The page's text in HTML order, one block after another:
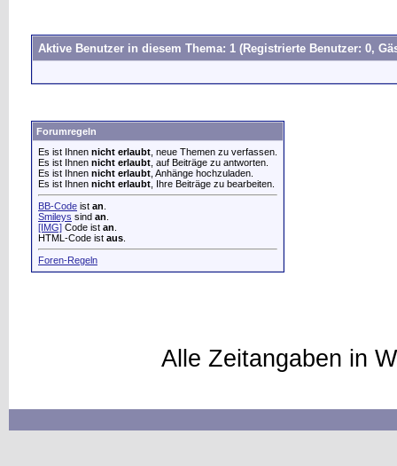
Aktive Benutzer in diesem Thema: 1 (Registrierte Benutzer: 0,
Forumregeln
Es ist Ihnen nicht erlaubt , neue Themen zu verfassen.
Es ist Ihnen nicht erlaubt , auf Beiträge zu antworten.
Es ist Ihnen nicht erlaubt , Anhänge hochzuladen.
Es ist Ihnen nicht erlaubt , Ihre Beiträge zu bearbeiten.
BB-Code ist an
Smileys sind an
[IMG] Code ist an
HTML-Code ist aus
Foren-Regeln
Alle Zeitangaben in